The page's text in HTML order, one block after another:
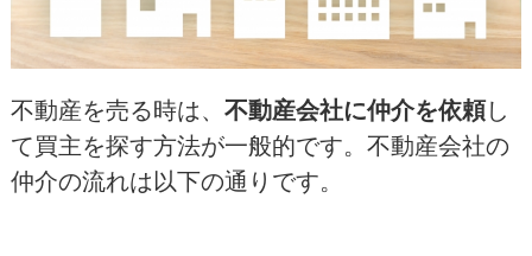
不動産を売る時は、 不動産会社に仲介を依頼し
て買主を探す方法が一般的です。不動産会社の
仲介の流れは以下の通りです。